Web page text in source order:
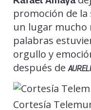
promoción de
un lugar mucho
palabras
orgullo y
después de
Cortesía